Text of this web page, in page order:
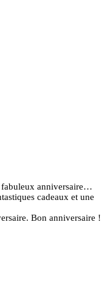
fabuleux anniversaire…
cadeaux et une
Bon anniversaire !